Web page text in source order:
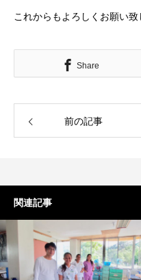
これからもよろしくお願い致
Share
前の記事
関連記事